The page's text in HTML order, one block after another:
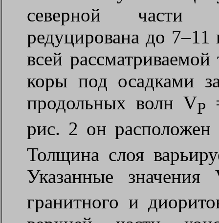
северной части
редуцирована до
всей
коры под осадками
продольных волн VP
рис. 2 он
Толщина слоя
Указанные значения
гранитного и